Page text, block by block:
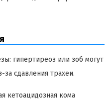
гипертиреоз или зоб могут
сдавления трахеи.
кетоацидозная кома